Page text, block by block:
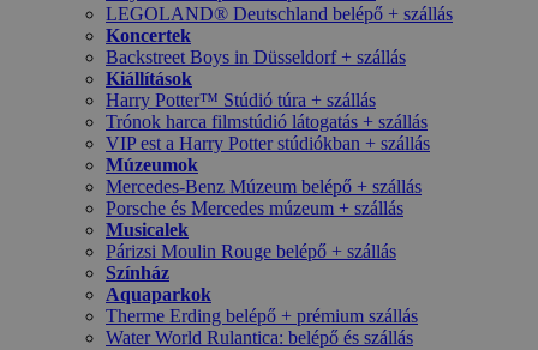
LEGOLAND® Deutschland belépő + szállás
Koncertek
Backstreet Boys in Düsseldorf + szállás
Kiállítások
Harry Potter™ Stúdió túra + szállás
Trónok harca filmstúdió látogatás + szállás
VIP est a Harry Potter stúdiókban + szállás
Múzeumok
Mercedes-Benz Múzeum belépő + szállás
Porsche és Mercedes múzeum + szállás
Musicalek
Párizsi Moulin Rouge belépő + szállás
Színház
Aquaparkok
Therme Erding belépő + prémium szállás
Water World Rulantica: belépő és szállás